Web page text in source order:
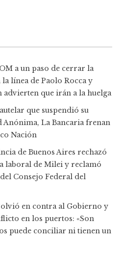
a un paso de cerrar la
línea de Paolo Rocca y
advierten que irán a la huelga
que suspendió su
Anónima, La Bancaria frenan
Nación
de Buenos Aires rechazó
laboral de Milei y reclamó
Consejo Federal del
en contra al Gobierno y
en los puertos: «Son
puede conciliar ni tienen un